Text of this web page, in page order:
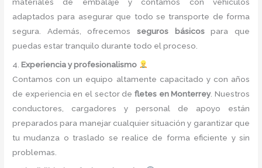
adaptados para asegurar que todo se transporte de forma
segura. Además, ofrecemos seguros básicospara que
puedas estar tranquilo durante todo el proceso.
4.Experiencia y profesionalismo
Contamos con un equipo altamente capacitado y con años
de experiencia en el sector de fletes en Monterrey. Nuestros
conductores, cargadores y personal de apoyo están
preparados para manejar cualquier situación y garantizar que
tu mudanza o traslado se realice de forma eficiente y sin
problemas.